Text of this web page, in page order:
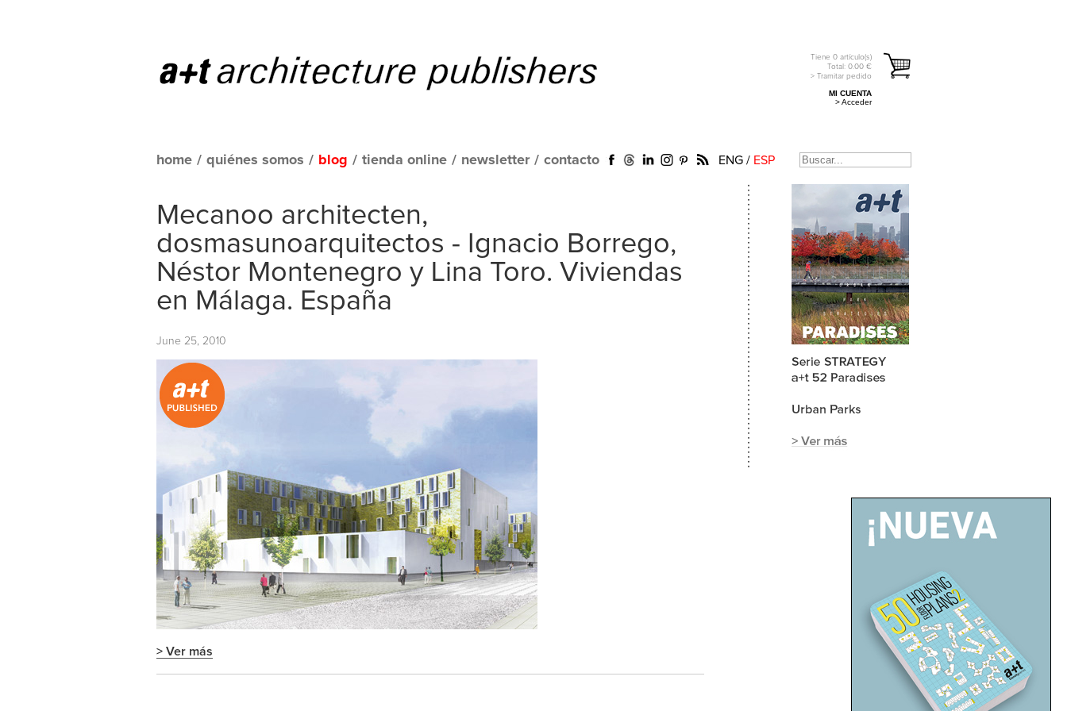
Tiene 0 artículo(s)
Total: 0.00 €
> Tramitar pedido
MI CUENTA
> Acceder
home / quiénes somos / blog / tienda online / newsletter / contacto ENG / ESP
Mecanoo architecten,
dosmasunoarquitectos - Ignacio Borrego,
Néstor Montenegro y Lina Toro. Viviendas
en Málaga. España
June 25, 2010
> Ver más